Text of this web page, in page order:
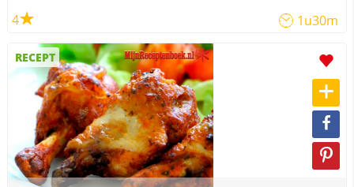
4 1u30m
RECEPT